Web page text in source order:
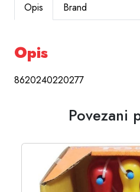
Opis Brand
Opis
8620240220277
Povezani